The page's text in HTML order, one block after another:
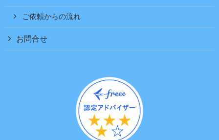
ご依頼からの流れ
お問合せ